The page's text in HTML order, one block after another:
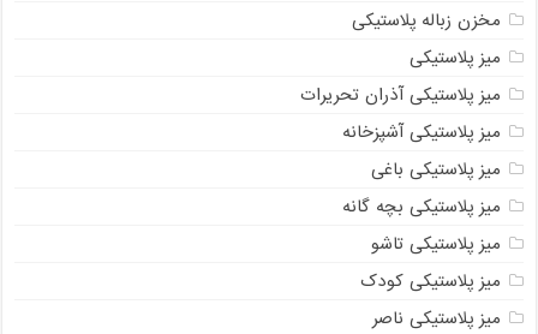
مخزن زباله پلاستیکی
میز پلاستیکی
میز پلاستیکی آذران تحریرات
میز پلاستیکی آشپزخانه
میز پلاستیکی باغی
میز پلاستیکی بچه گانه
میز پلاستیکی تاشو
میز پلاستیکی کودک
میز پلاستیکی ناصر